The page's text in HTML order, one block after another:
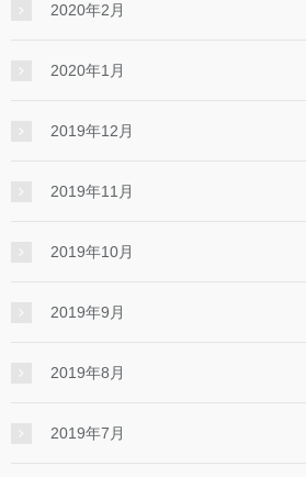
2020年2月
2020年1月
2019年12月
2019年11月
2019年10月
2019年9月
2019年8月
2019年7月